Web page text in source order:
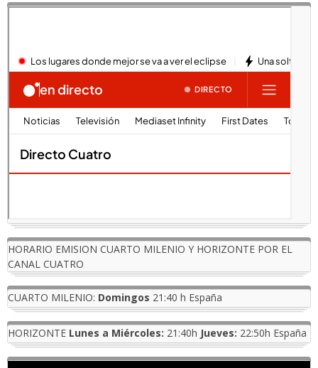
HORARIO EMISION CUARTO MILENIO Y HORIZONTE POR EL
CANAL CUATRO
CUARTO MILENIO: Domingos 21:40 h España
HORIZONTE Lunes a Miércoles: 21:40h Jueves: 22:50h España